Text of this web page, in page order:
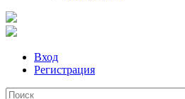
Вход
Регистрация